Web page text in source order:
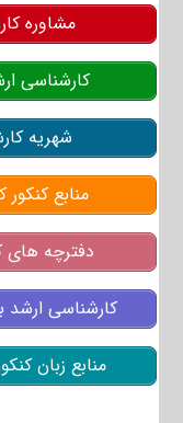
مشاوره
کارشناسی
شهریه
منابع
دفترچه های
کارشناسی ارشد
منابع زبان